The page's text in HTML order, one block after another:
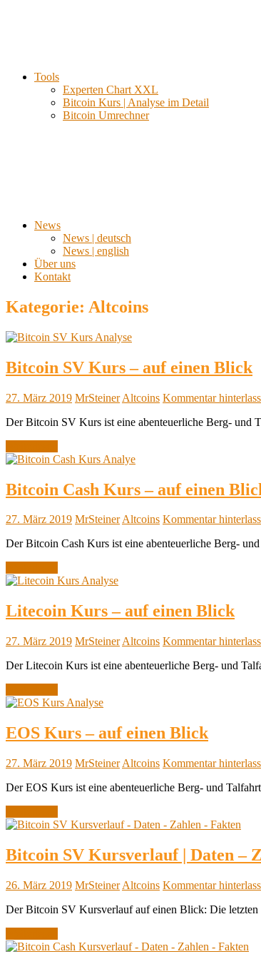
Tools
Experten Chart XXL
Bitcoin Kurs | Analyse im Detail
Bitcoin Umrechner
News
News | deutsch
News | english
Über uns
Kontakt
Kategorie: Altcoins
Bitcoin SV Kurs – auf einen Blick
27. März 2019 MrSteiner Altcoins Kommentar
Der Bitcoin SV Kurs ist eine abenteuerliche Berg- und
Bitcoin Cash Kurs – auf einen
27. März 2019 MrSteinerAltcoins Kommentar
Der Bitcoin Cash Kurs ist eine abenteuerliche Berg-
Litecoin Kurs – auf einen Blick
27. März 2019 MrSteiner Altcoins Kommentar
Der Litecoin Kurs ist eine abenteuerliche Berg- und
EOS Kurs – auf einen Blick
27. März 2019 MrSteiner Altcoins Kommentar
Der EOS Kurs ist eine abenteuerliche Berg- und
Bitcoin SV Kursverlauf | Daten –
26. März 2019 MrSteiner Altcoins Kommentar
Der Bitcoin SV Kursverlauf auf einen Blick: Die letzten